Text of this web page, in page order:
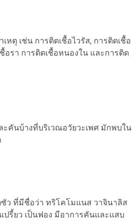
ตุ เช่น การติดเชื้อไวรัส, การติดเชื้อ
อรา การติดเชื้อหนองใน และการติด
คันบ้างที่บริเวณอวัยวะเพศ มักพบใน
ว ที่มีชื่อว่า ทริโคโมแนส วาจินาลิส
ปรี้ยว เป็นฟอง มีอาการคันและแสบ